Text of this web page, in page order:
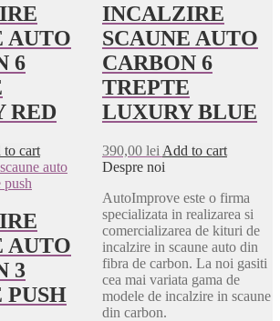
AUTO
6
RED
to cart
INCALZIRE
SCAUNE AUTO
CARBON 6
TREPTE
LUXURY BLUE
390,00 lei Add to cart
AUTO
3
PUSH
Despre noi
AutoImprove este o firma
specializata in realizarea si
comercializarea de kituri de
incalzire in scaune auto din
fibra de carbon. La noi gasiti
cea mai variata gama de
modele de incalzire in scaune
din carbon.